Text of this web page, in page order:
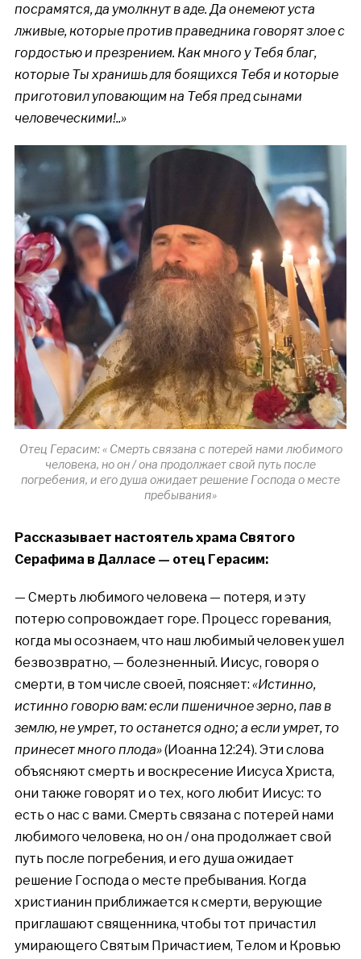
посрамятся, да умолкнут в аде. Да онемеют уста
лживые, которые против праведника говорят злое с
гордостью и презрением. Как много у Тебя благ,
которые Ты хранишь для боящихся Тебя и которые
приготовил уповающим на Тебя пред сынами
человеческими!..»
Отец Герасим: « Смерть связана с потерей нами любимого
человека, но он / она продолжает свой путь после
погребения, и его душа ожидает решение Господа о месте
пребывания»
Рассказывает настоятель храма Святого
Серафима в Далласе — отец Герасим:
— Смерть любимого человека — потеря, и эту
потерю сопровождает горе. Процесс горевания,
когда мы осознаем, что наш любимый человек ушел
безвозвратно, — болезненный. Иисус, говоря о
смерти, в том числе своей, поясняет: «Истинно,
истинно говорю вам: если пшеничное зерно, пав в
землю, не умрет, то останется одно; а если умрет, то
принесет много плода»(Иоанна 12:24). Эти слова
объясняют смерть и воскресение Иисуса Христа,
они также говорят и о тех, кого любит Иисус: то
есть о нас с вами. Смерть связана с потерей нами
любимого человека, но он / она продолжает свой
путь после погребения, и его душа ожидает
решение Господа о месте пребывания. Когда
христианин приближается к смерти, верующие
приглашают священника, чтобы тот причастил
умирающего Святым Причастием, Телом и Кровью